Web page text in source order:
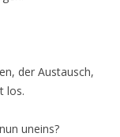
der Austausch,
los.
uneins?